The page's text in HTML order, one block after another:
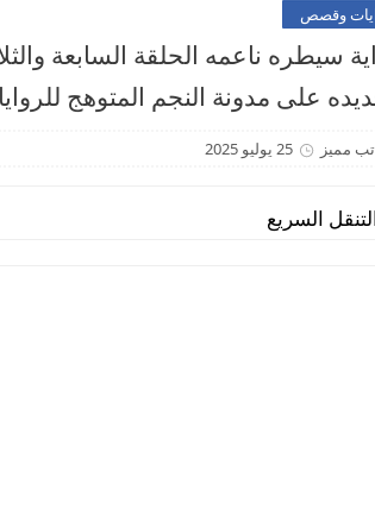
وقصص
سيطره ناعمه الحلقة السابعة
على مدونة النجم المتوهج
مميز 25 يوليو 2025
السريع